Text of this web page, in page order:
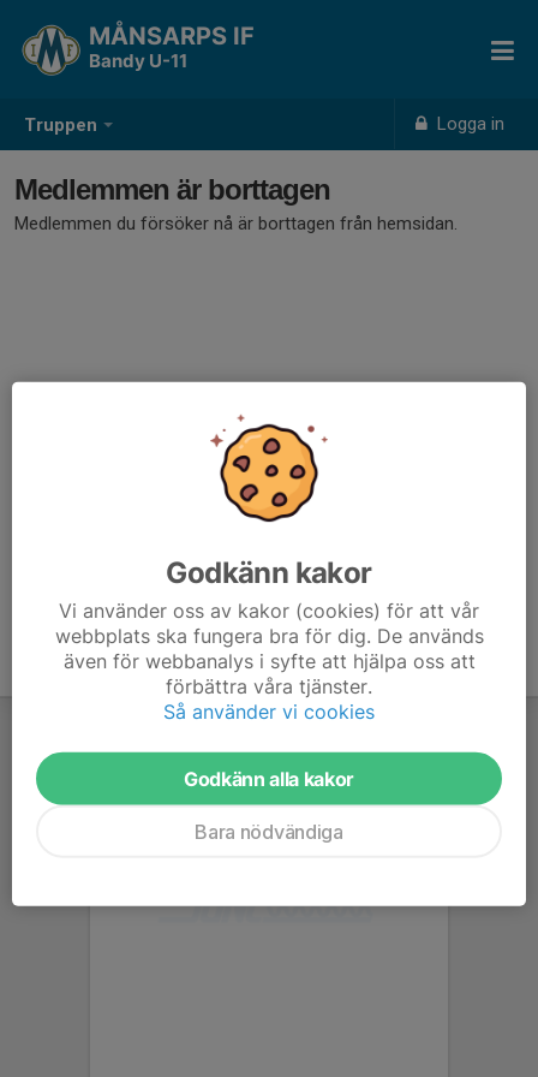
Truppen Logga in
MÅNSARPS IF
Bandy U-11
Medlemmen är borttagen
Medlemmen du försöker nå är borttagen från hemsidan.
Godkänn kakor
Vi använder oss av kakor (cookies) för att vår
webbplats ska fungera bra för dig. De används
även för webbanalys i syfte att hjälpa oss att
förbättra våra tjänster.
Så använder vi cookies
Godkänn alla kakor
Bara nödvändiga